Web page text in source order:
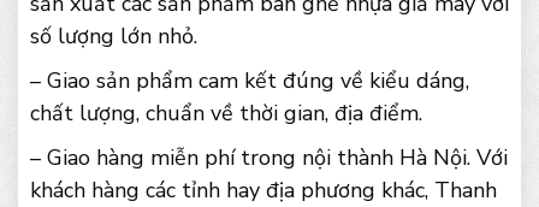
số lượng lớn nhỏ.
– Giao sản phẩm cam kết đúng về kiểu dáng,
chất lượng, chuẩn về thời gian, địa điểm.
– Giao hàng miễn phí trong nội thành Hà Nội. Với
khách hàng các tỉnh hay địa phương khác, Thanh